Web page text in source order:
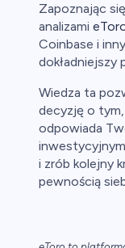
Zapoznając
analizami
Coinbase i
dokładniejszy
Wiedza ta
decyzję o
odpowiada
i zrób kolejny
pewnością